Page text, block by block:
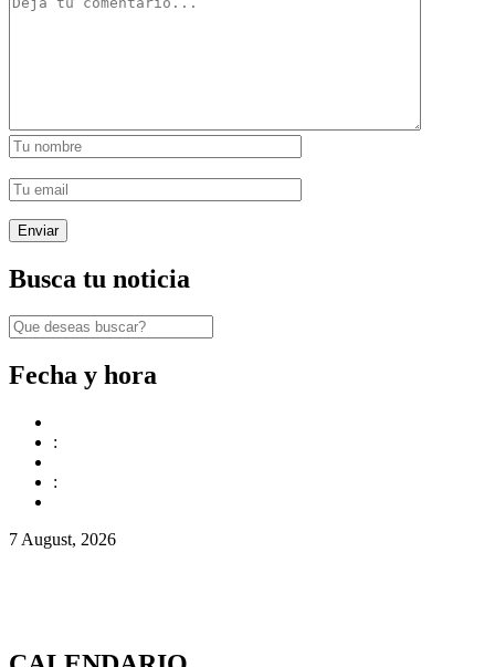
Busca tu noticia
Fecha y hora
:
:
7 August, 2026